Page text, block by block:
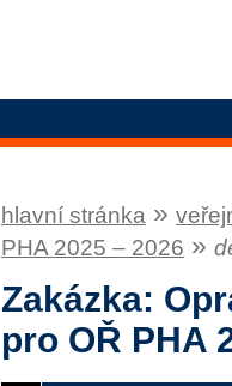
hlavní stránka »
PHA 2025 – 2026 »
Zakázka:
pro OŘ PHA